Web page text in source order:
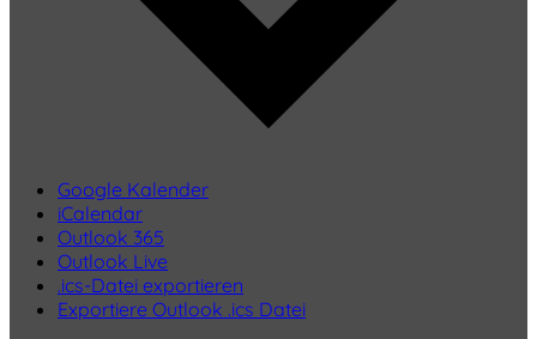
Google Kalender
iCalendar
Outlook 365
Outlook Live
.ics-Datei exportieren
Exportiere Outlook .ics Datei